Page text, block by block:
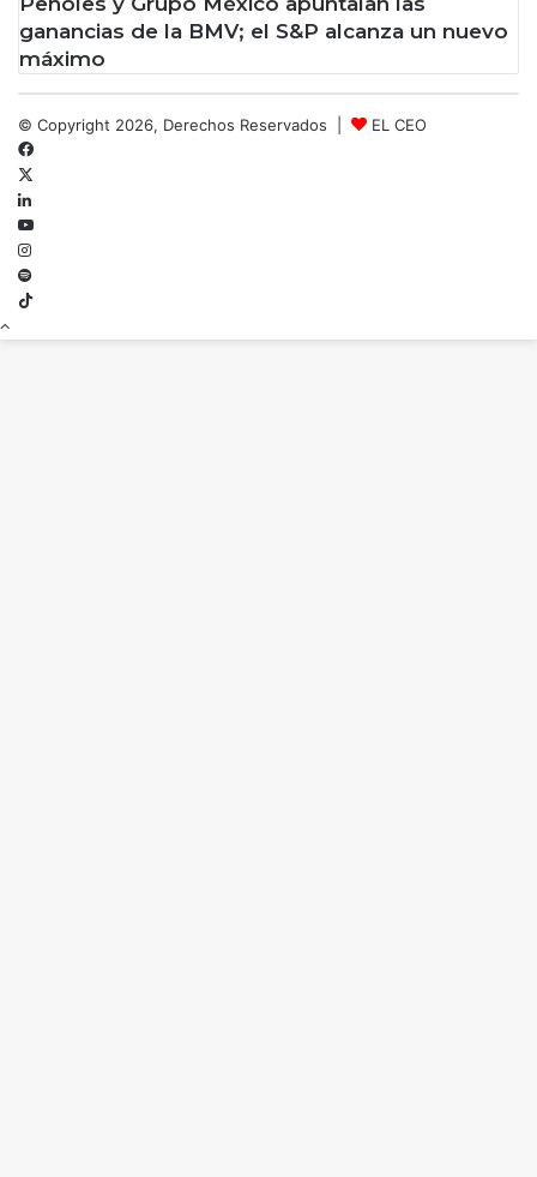
ganancias de la BMV; el S&P alcanza un nuevo
máximo
© Copyright 2026, Derechos Reservados |
EL CEO
Spotify